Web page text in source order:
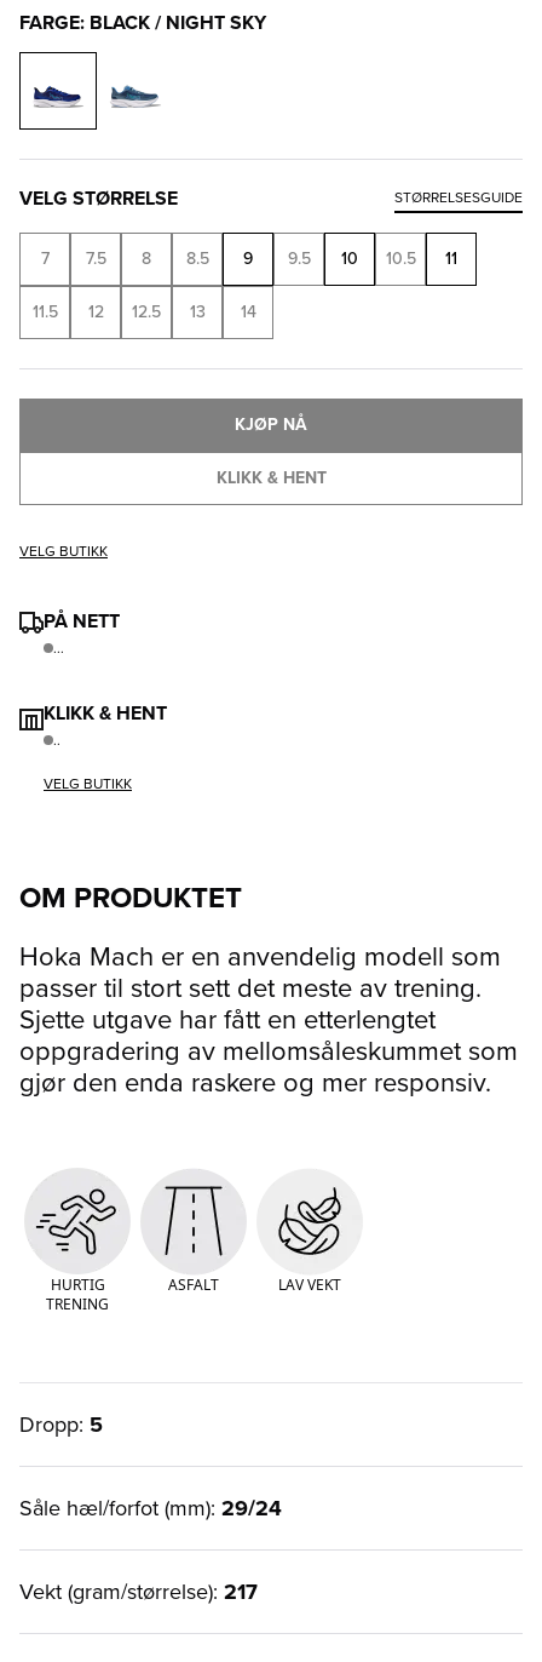
FARGE: BLACK / NIGHT SKY
VELG STØRRELSE STØRRELSESGUIDE
7 7.5 8 8.5 9 9.5 10 10.5 11
11.5 12 12.5 13 14
KLIKK & HENT
KJØP NÅ
VELG BUTIKK
PÅ NETT
...
KLIKK & HENT
..
VELG BUTIKK
OM PRODUKTET
Hoka Mach er en anvendelig modell som
passer til stort sett det meste av trening.
Sjette utgave har fått en etterlengtet
oppgradering av mellomsåleskummet som
gjør den enda raskere og mer responsiv.
HURTIG
TRENING
ASFALT LAV VEKT
Dropp: 5
Såle hæl/forfot (mm): 29/24
Vekt (gram/størrelse): 217